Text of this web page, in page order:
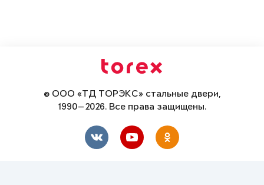
© ООО «ТД ТОРЭКС» стальные двери,
1990—2026. Все права защищены.